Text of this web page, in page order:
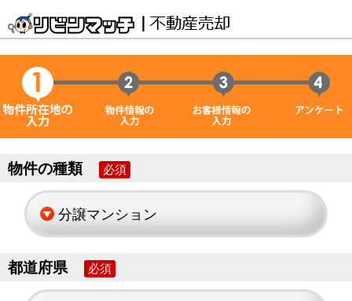
物件の種類 必須
都道府県 必須